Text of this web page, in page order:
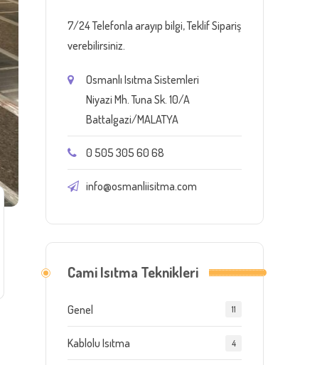
7/24 Telefonla arayıp bilgi, Teklif Sipariş
verebilirsiniz.
Osmanlı Isıtma Sistemleri
Niyazi Mh. Tuna Sk. 10/A
Battalgazi/MALATYA
0 505 305 60 68
info@osmanliisitma.com
Cami Isıtma Teknikleri
Genel 11
Kablolu Isıtma 4